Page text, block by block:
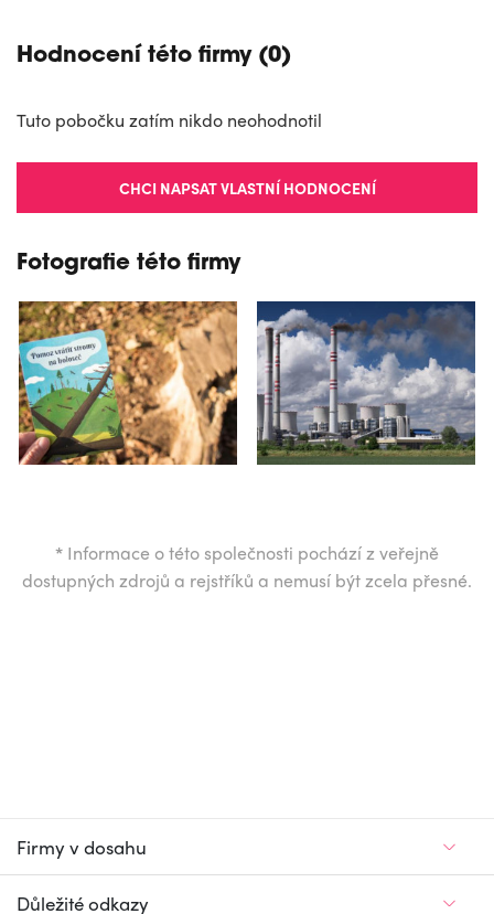
Hodnocení této firmy (0)
Tuto pobočku zatím nikdo neohodnotil
CHCI NAPSAT VLASTNÍ HODNOCENÍ
Fotografie této firmy
* Informace o této společnosti pochází z veřejně
dostupných zdrojů a rejstříků a nemusí být zcela přesné.
Firmy v dosahu
Důležité odkazy